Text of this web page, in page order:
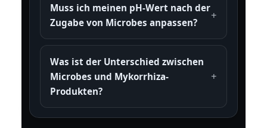
Muss ich meinen pH-Wert nach der
Zugabe von Microbes anpassen?
Was ist der Unterschied zwischen
Microbes und Mykorrhiza-
Produkten?